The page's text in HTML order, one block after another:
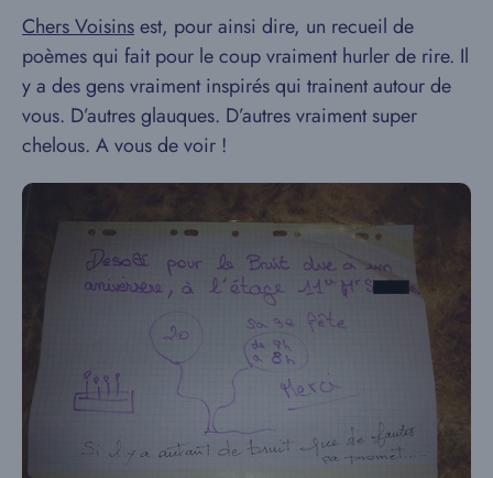
Chers Voisinsest, pour ainsi dire, un recueil de
poèmes qui fait pour le coup vraiment hurler de rire. Il
y a des gens vraiment inspirés qui trainent autour de
vous. D’autres glauques. D’autres vraiment super
chelous. A vous de voir !